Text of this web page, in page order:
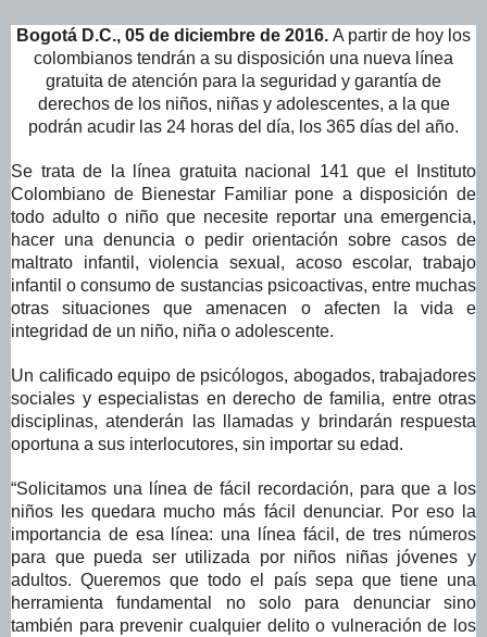
Bogotá D.C., 05 de diciembre de 2016. A partir de hoy los
colombianos tendrán a su disposición una nueva línea
gratuita de atención para la seguridad y garantía de
derechos de los niños, niñas y adolescentes, a la que
podrán acudir las 24 horas del día, los 365 días del año.
Se trata de la línea gratuita nacional 141 que el Instituto
Colombiano de Bienestar Familiar pone a disposición de
todo adulto o niño que necesite reportar una emergencia,
hacer una denuncia o pedir orientación sobre casos de
maltrato infantil, violencia sexual, acoso escolar, trabajo
infantil o consumo de sustancias psicoactivas, entre muchas
otras situaciones que amenacen o afecten la vida e
integridad de un niño, niña o adolescente.
Un calificado equipo de psicólogos, abogados, trabajadores
sociales y especialistas en derecho de familia, entre otras
disciplinas, atenderán las llamadas y brindarán respuesta
oportuna a sus interlocutores, sin importar su edad.
“Solicitamos una línea de fácil recordación, para que a los
niños les quedara mucho más fácil denunciar. Por eso la
importancia de esa línea: una línea fácil, de tres números
para que pueda ser utilizada por niños niñas jóvenes y
adultos. Queremos que todo el país sepa que tiene una
herramienta fundamental no solo para denunciar sino
también para prevenir cualquier delito o vulneración de los